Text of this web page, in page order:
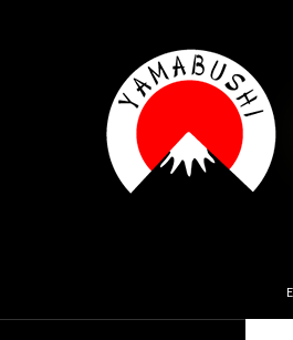
Escuela de disciplinas orientales